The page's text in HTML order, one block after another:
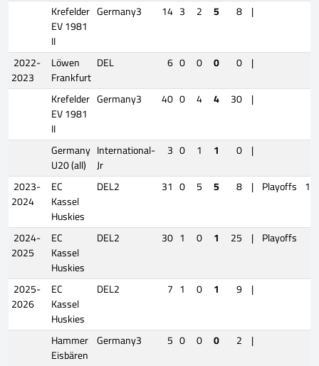
Krefelder
EV 1981
II
Germany3 14 3 2 5 8 |
2022-
2023
Löwen
Frankfurt
DEL 6 0 0 0 0 |
Krefelder
EV 1981
II
Germany3 40 0 4 4 30 |
Germany
U20 (all)
International-
Jr
3 0 1 1 0 |
2023-
2024
EC
Kassel
Huskies
DEL2 31 0 5 5 8 | Playoffs 17
2024-
2025
EC
Kassel
Huskies
DEL2 30 1 0 1 25 | Playoffs
2025-
2026
EC
Kassel
Huskies
DEL2 7 1 0 1 9 |
Hammer
Eisbären
Germany3 5 0 0 0 2 |